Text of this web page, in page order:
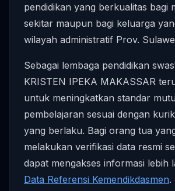
pendidikan yang berkualitas bagi
sekitar maupun bagi keluarga
wilayah administratif Prov.
Sebagai lembaga pendidikan
KRISTEN IPEKA MAKASSAR
untuk meningkatkan standar mutu
pembelajaran sesuai dengan
yang berlaku. Bagi orang tua
melakukan verifikasi data resmi
dapat mengakses informasi lebih
Data Referensi Kemendikdasmen.